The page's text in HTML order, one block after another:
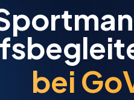
bei